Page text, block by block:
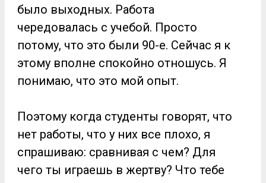
было выходных. Работа
чередовалась с учебой. Просто
потому, что это были 90-е. Сейчас я к
этому вполне спокойно отношусь. Я
понимаю, что это мой опыт.
Поэтому когда студенты говорят, что
нет работы, что у них все плохо, я
спрашиваю: сравнивая с чем? Для
чего ты играешь в жертву? Что тебе